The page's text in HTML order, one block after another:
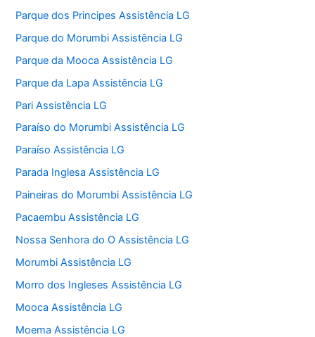
Parque dos Principes Assistência LG
Parque do Morumbi Assistência LG
Parque da Mooca Assistência LG
Parque da Lapa Assistência LG
Pari Assistência LG
Paraíso do Morumbi Assistência LG
Paraíso Assistência LG
Parada Inglesa Assistência LG
Paineiras do Morumbi Assistência LG
Pacaembu Assistência LG
Nossa Senhora do O Assistência LG
Morumbi Assistência LG
Morro dos Ingleses Assistência LG
Mooca Assistência LG
Moema Assistência LG